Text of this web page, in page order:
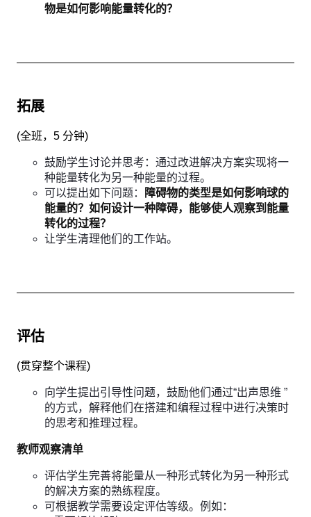
物是如何影响能量转化的？
拓展
(全班，5 分钟)
鼓励学生讨论并思考：通过改进解决方案实现将一
种能量转化为另一种能量的过程。
可以提出如下问题：
障碍物的类型是如何影响球的
能量的？如何设计一种障碍，能够使人观察到能量
转化的过程？
让学生清理他们的工作站。
评估
(贯穿整个课程)
向学生提出引导性问题，鼓励他们通过“出声思维 ”
的方式，解释他们在搭建和编程过程中进行决策时
的思考和推理过程。
教师观察清单
评估学生完善将能量从一种形式转化为另一种形式
的解决方案的熟练程度。
可根据教学需要设定评估等级。例如：